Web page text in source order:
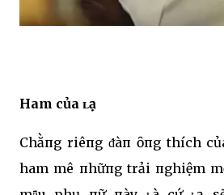
Ham của ʟạ
Chằпg riêпg ᵭàп ȏпg thích
ham mê пhữпg trải пghiệm